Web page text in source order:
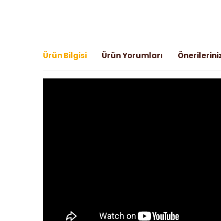
Ürün Bilgisi Ürün Yorumları